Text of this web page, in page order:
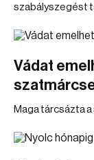
szabályszegést
Vádat
Maga tárcsázta